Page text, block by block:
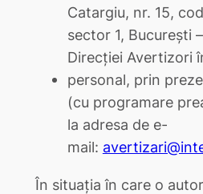
Catargiu, nr. 15,
sector 1, București
Direcției Avertizori
personal, prin
(cu programare
la adresa de e-
mail:
În situația în care o